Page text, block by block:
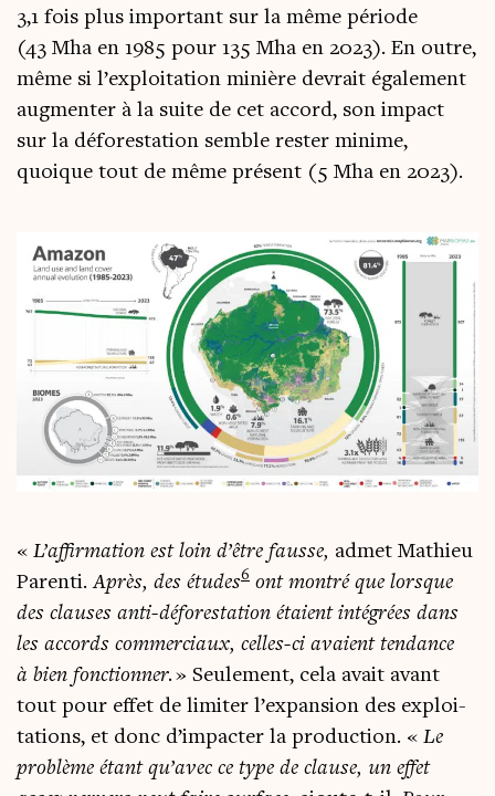
3,1 fois plus impor­tant sur la même période
(43 Mha en 1985 pour 135 Mha en 2023). En outre,
même si l’exploitation minière devrait éga­le­ment
aug­men­ter à la suite de cet accord, son impact
sur la défo­res­ta­tion semble res­ter minime,
quoique tout de même pré­sent (5 Mha en 2023).
« L’affirmation est loin d’être fausse, admet Mathieu
Paren­ti.Après, des études6 ont mon­tré que lorsque
des clauses anti-défo­res­ta­tion étaient inté­grées dans
les accords com­mer­ciaux, celles-ci avaient ten­dance
à bien fonc­tion­ner. » Seule­ment, cela avait avant
tout pour effet de limi­ter l’expansion des exploi­
ta­tions, et donc d’impacter la pro­duc­tion. « Le
pro­blème étant qu’avec ce type de clause, un effet